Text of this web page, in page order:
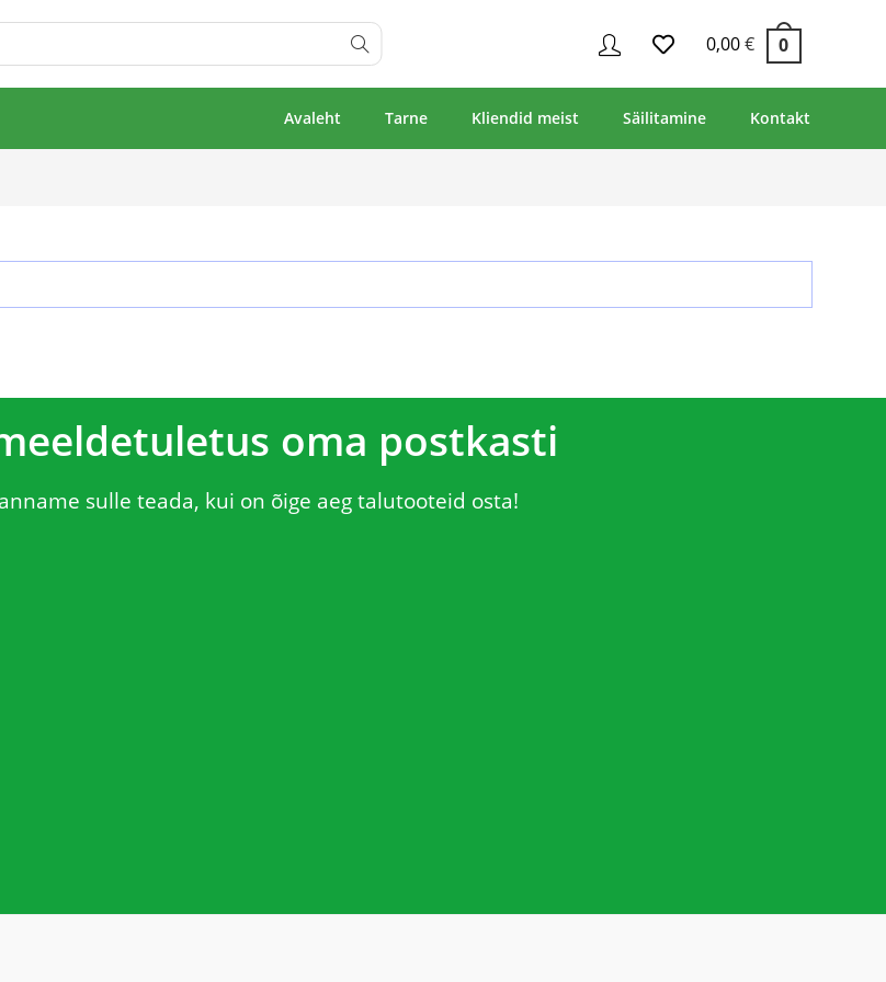
0,00€ 0
Avaleht Tarne Kliendid meist Säilitamine Kontakt
oma postkasti
sulle teada, kui on õige aeg talutooteid osta!